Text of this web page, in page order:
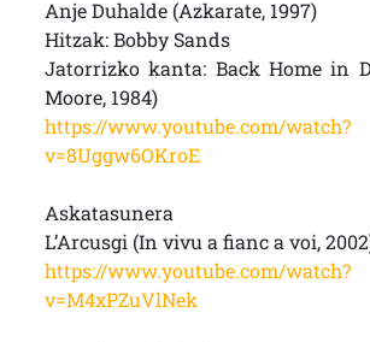
Anje Duhalde (Azkarate, 1997)
Hitzak: Bobby Sands
Jatorrizko kanta: Back Home in
Moore, 1984)
https://www.youtube.com/watch?
v=8Uggw6OKroE
Askatasunera
L’Arcusgi (In vivu a fianc a voi,
https://www.youtube.com/watch?
v=M4xPZuVlNek